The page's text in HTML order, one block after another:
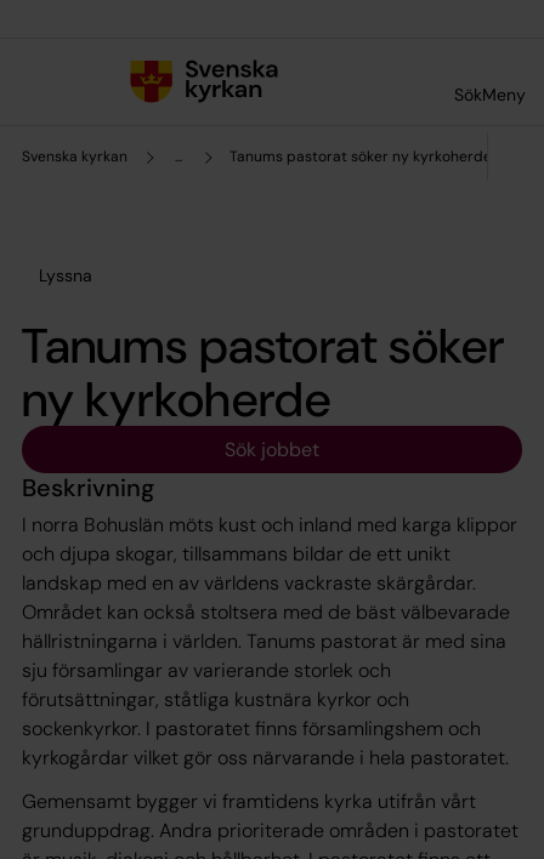
SökMeny
Svenska kyrkan ... Tanums pastorat söker ny kyrkoherde
Lyssna
Tanums pastorat söker
ny kyrkoherde
Sök jobbet
Beskrivning
I norra Bohuslän möts kust och inland med karga klippor
och djupa skogar, tillsammans bildar de ett unikt
landskap med en av världens vackraste skärgårdar.
Området kan också stoltsera med de bäst välbevarade
hällristningarna i världen. Tanums pastorat är med sina
sju församlingar av varierande storlek och
förutsättningar, ståtliga kustnära kyrkor och
sockenkyrkor. I pastoratet finns församlingshem och
kyrkogårdar vilket gör oss närvarande i hela pastoratet.
Gemensamt bygger vi framtidens kyrka utifrån vårt
grunduppdrag. Andra prioriterade områden i pastoratet